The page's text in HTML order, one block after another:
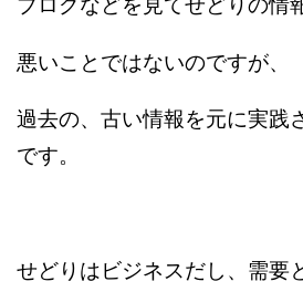
ブログなどを見てせどりの情
悪いことではないのですが、
過去の、古い情報を元に実践
です。
せどりはビジネスだし、需要